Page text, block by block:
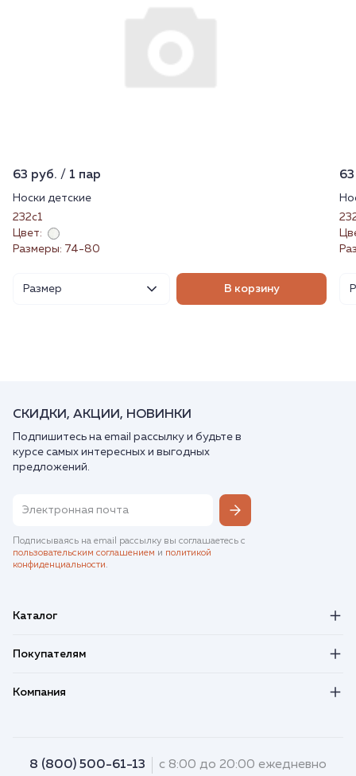
63 руб. / 1 пар
Носки детские
232с1
Цвет:
Размеры: 74-80
Размер В корзину
СКИДКИ, АКЦИИ, НОВИНКИ
Подпишитесь на email рассылку и будьте в
курсе самых интересных и выгодных
предложений.
Подписываясь на email рассылку вы соглашаетесь с
пользовательским соглашением и политикой
конфиденциальности.
Каталог
Покупателям
Компания
8 (800) 500-61-13 с 8:00 до 20:00 ежедневно